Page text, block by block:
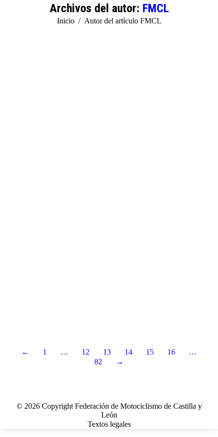
Archivos del autor: FMCL
Estás aquí:
Inicio Autor del artículo FMCL
← 1 … 12 13 14 15 16
…
82
→
© 2026 Copyright Federación de Motociclismo de Castilla y
León
Textos legales